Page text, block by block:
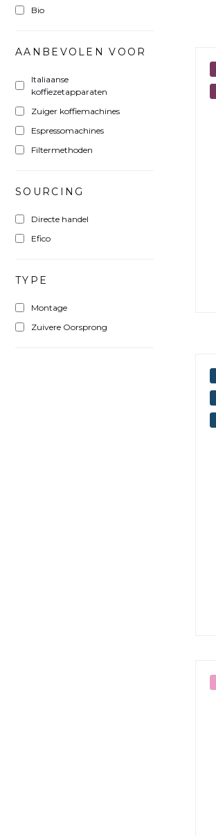
Bio
AANBEVOLEN VOOR
Italiaanse
koffiezetapparaten
Zuiger koffiemachines
Espressomachines
Filtermethoden
SOURCING
Directe handel
Efico
TYPE
Montage
Zuivere Oorsprong